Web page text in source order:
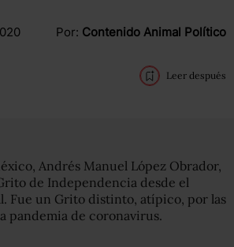
Por: Contenido Animal Político
Leer después
Andrés Manuel López Obrador,
de Independencia desde el
Fue un Grito distinto, atípico, por las
pandemia de coronavirus.